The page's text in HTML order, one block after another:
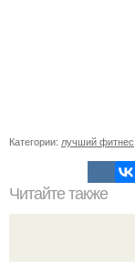
Категории: лучший фитнес
Читайте также